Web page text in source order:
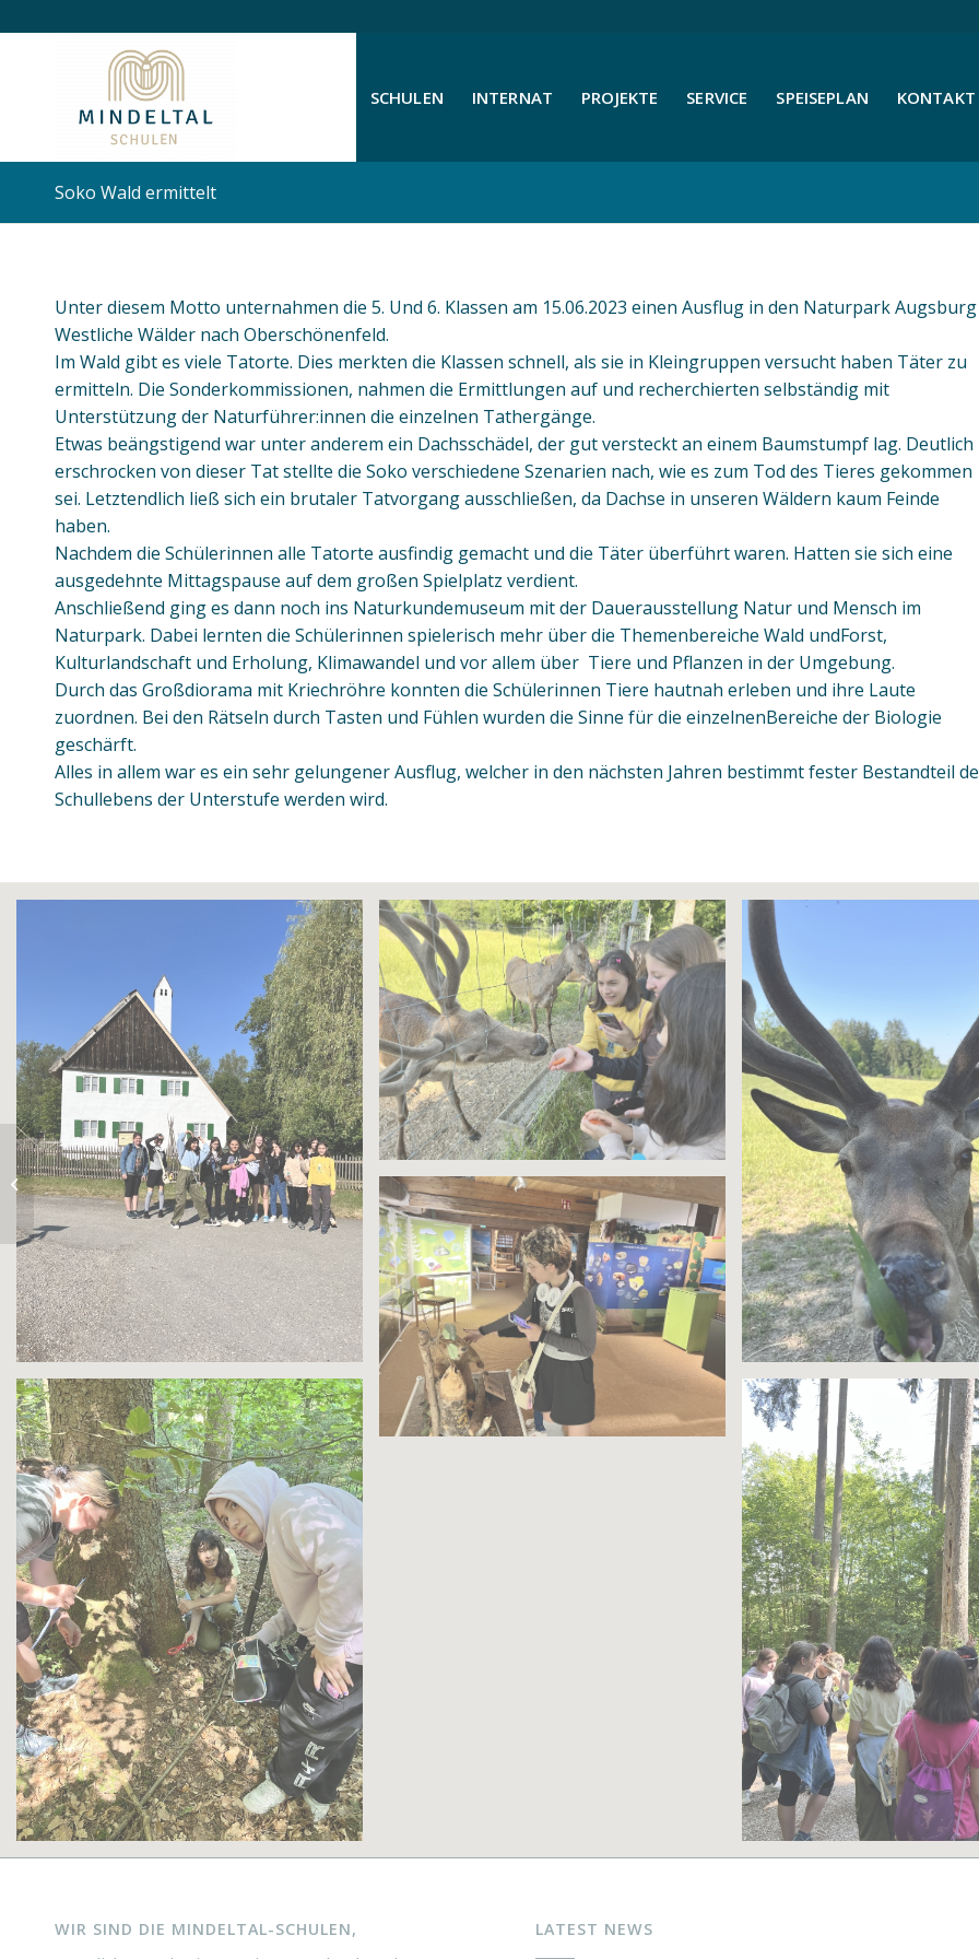
SCHULEN INTERNAT PROJEKTE SERVICE SPEISEPLAN KONTAKT
Soko Wald ermittelt
Unter diesem Motto unternahmen die 5. Und 6. Klassen am 15.06.2023 einen Ausflug in den Naturpark Augsburg
Westliche Wälder nach Oberschönenfeld.
Im Wald gibt es viele Tatorte. Dies merkten die Klassen schnell, als sie in Kleingruppen versucht haben Täter zu
ermitteln. Die Sonderkommissionen, nahmen die Ermittlungen auf und recherchierten selbständig mit
Unterstützung der Naturführer:innen die einzelnen Tathergänge.
Etwas beängstigend war unter anderem ein Dachsschädel, der gut versteckt an einem Baumstumpf lag. Deutlich
erschrocken von dieser Tat stellte die Soko verschiedene Szenarien nach, wie es zum Tod des Tieres gekommen
sei. Letztendlich ließ sich ein brutaler Tatvorgang ausschließen, da Dachse in unseren Wäldern kaum Feinde
haben.
Nachdem die Schülerinnen alle Tatorte ausfindig gemacht und die Täter überführt waren. Hatten sie sich eine
ausgedehnte Mittagspause auf dem großen Spielplatz verdient.
Anschließend ging es dann noch ins Naturkundemuseum mit der Dauerausstellung Natur und Mensch im
Naturpark. Dabei lernten die Schülerinnen spielerisch mehr über die Themenbereiche Wald undForst,
Kulturlandschaft und Erholung, Klimawandel und vor allem über Tiere und Pflanzen in der Umgebung.
Durch das Großdiorama mit Kriechröhre konnten die Schülerinnen Tiere hautnah erleben und ihre Laute
zuordnen. Bei den Rätseln durch Tasten und Fühlen wurden die Sinne für die einzelnenBereiche der Biologie
geschärft.
Alles in allem war es ein sehr gelungener Ausflug, welcher in den nächsten Jahren bestimmt fester Bestandteil
Schullebens der Unterstufe werden wird.
WIR SIND DIE MINDELTAL-SCHULEN, LATEST NEWS